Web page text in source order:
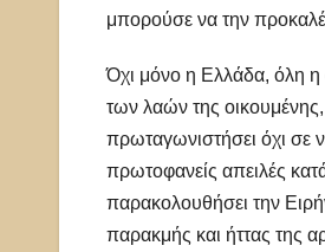
μπορούσε να την
Όχι μόνο η Ελλάδα, όλη η
των λαών της οικουμένης,
πρωταγωνιστήσει όχι σε
πρωτοφανείς απειλές
παρακολουθήσει την
παρακμής και ήττας της